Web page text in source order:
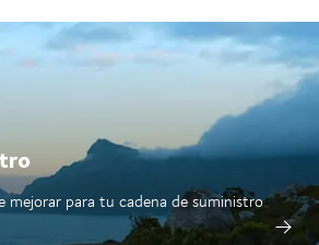
para tu cadena de suministro